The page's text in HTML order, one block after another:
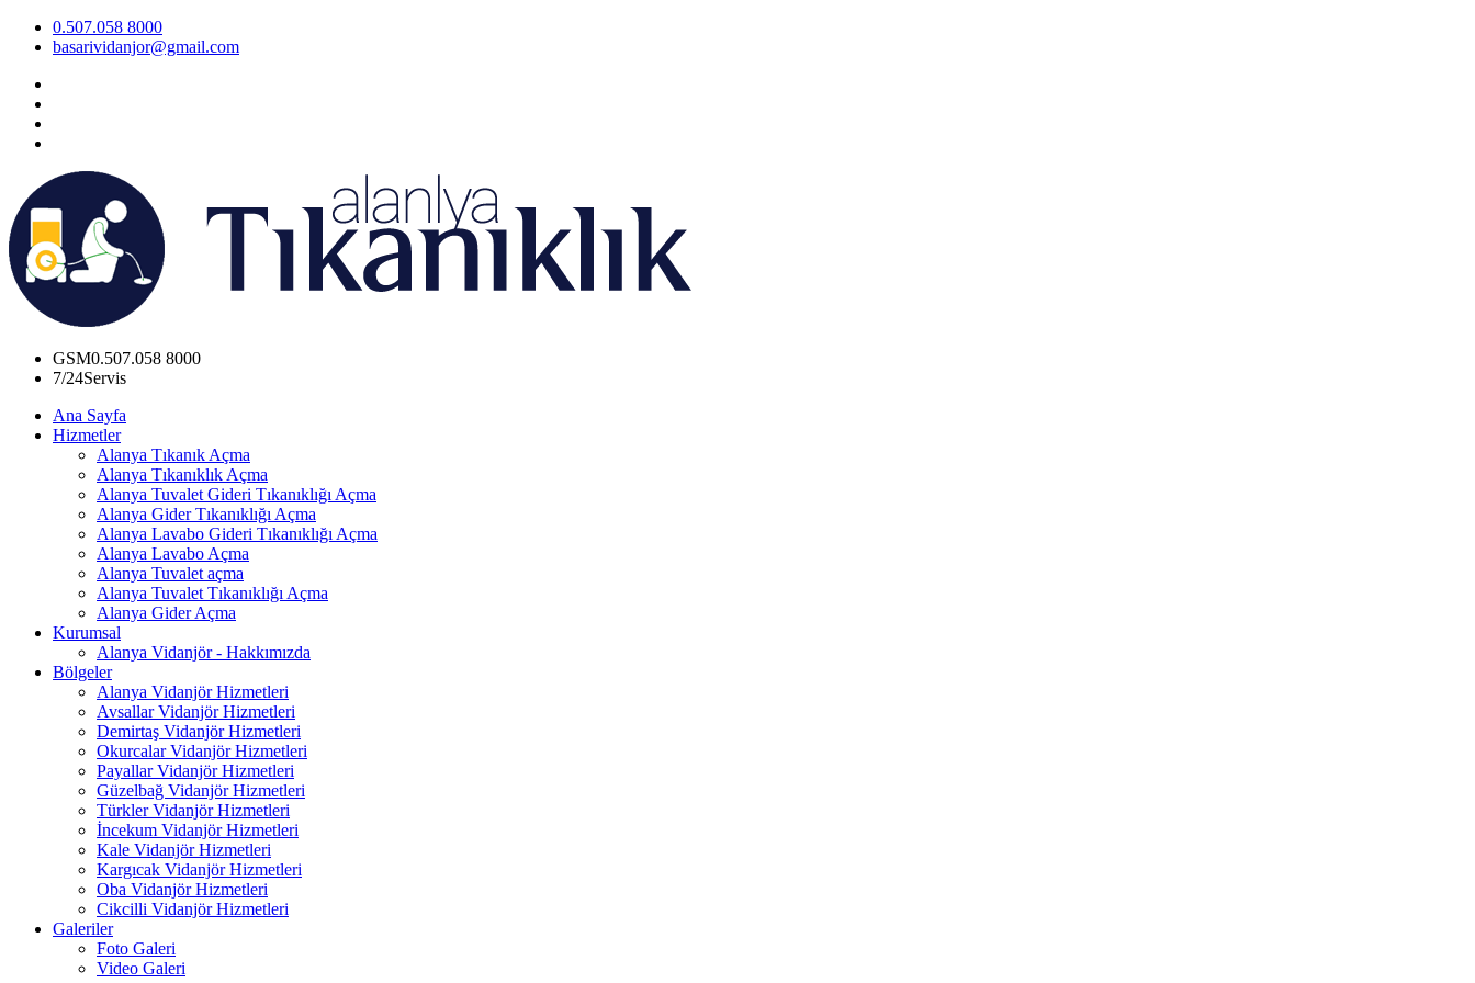
0.507.058 8000
basarividanjor@gmail.com
GSM0.507.058 8000
7/24Servis
Ana Sayfa
Hizmetler
Alanya Tıkanık Açma
Alanya Tıkanıklık Açma
Alanya Tuvalet Gideri Tıkanıklığı Açma
Alanya Gider Tıkanıklığı Açma
Alanya Lavabo Gideri Tıkanıklığı Açma
Alanya Lavabo Açma
Alanya Tuvalet açma
Alanya Tuvalet Tıkanıklığı Açma
Alanya Gider Açma
Kurumsal
Alanya Vidanjör - Hakkımızda
Bölgeler
Alanya Vidanjör Hizmetleri
Avsallar Vidanjör Hizmetleri
Demirtaş Vidanjör Hizmetleri
Okurcalar Vidanjör Hizmetleri
Payallar Vidanjör Hizmetleri
Güzelbağ Vidanjör Hizmetleri
Türkler Vidanjör Hizmetleri
İncekum Vidanjör Hizmetleri
Kale Vidanjör Hizmetleri
Kargıcak Vidanjör Hizmetleri
Oba Vidanjör Hizmetleri
Cikcilli Vidanjör Hizmetleri
Galeriler
Foto Galeri
Video Galeri